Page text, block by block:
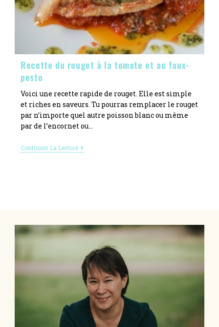
Recette du rouget à la tomate et au faux-
pesto
Voici une recette rapide de rouget. Elle est simple
et riches en saveurs. Tu pourras remplacer le rouget
par n’importe quel autre poisson blanc ou même
par de l’encornet ou…
Continuer La Lecture